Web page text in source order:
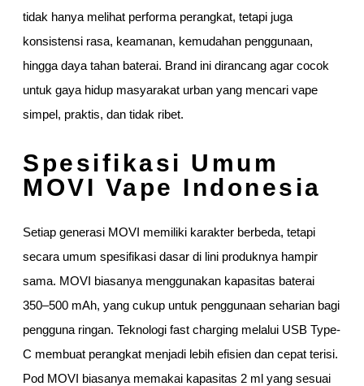
tidak hanya melihat performa perangkat, tetapi juga
konsistensi rasa, keamanan, kemudahan penggunaan,
hingga daya tahan baterai. Brand ini dirancang agar cocok
untuk gaya hidup masyarakat urban yang mencari vape
simpel, praktis, dan tidak ribet.
Spesifikasi Umum
MOVI Vape Indonesia
Setiap generasi MOVI memiliki karakter berbeda, tetapi
secara umum spesifikasi dasar di lini produknya hampir
sama. MOVI biasanya menggunakan kapasitas baterai
350–500 mAh, yang cukup untuk penggunaan seharian bagi
pengguna ringan. Teknologi fast charging melalui USB Type-
C membuat perangkat menjadi lebih efisien dan cepat terisi.
Pod MOVI biasanya memakai kapasitas 2 ml yang sesuai